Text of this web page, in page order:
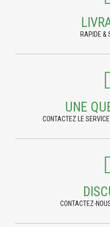
RAPIDE &
UNE
CONTACTEZ LE
CONTACTEZ-